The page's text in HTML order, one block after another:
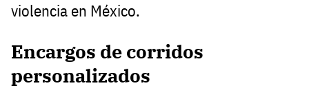
violencia en México.
Encargos de corridos
personalizados